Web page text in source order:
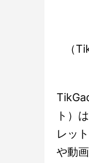
（
ト）
レッ
や動